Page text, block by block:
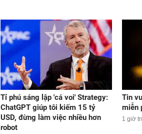
Tỉ phú sáng lập 'cá voi' Strategy:
ChatGPT giúp tôi kiếm 15 tỷ
USD, đừng làm việc nhiều hơn
robot
Tin
miễn
1 giờ